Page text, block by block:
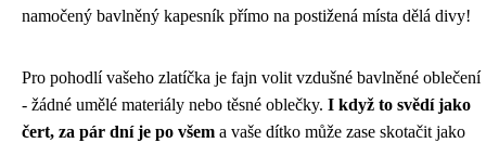
namočený bavlněný kapesník přímo na postižená místa dělá divy!
Pro pohodlí vašeho zlatíčka je fajn volit vzdušné bavlněné oblečení
- žádné umělé materiály nebo těsné oblečky. I když to svědí jako
čert, za pár dní je po všem a vaše dítko může zase skotačit jako